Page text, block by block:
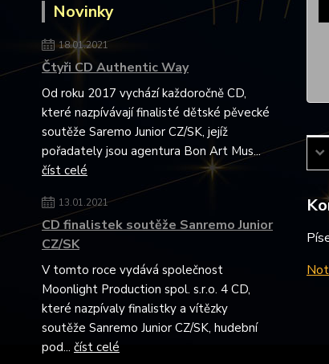
Novinky
18.01.2021
Čtyři CD Authentic Way
Od roku 2017 vychází každoročně CD,
které nazpívávají finalisté dětské pěvecké
soutěže Saremo Junior CZ/SK, jejíž
pořadately jsou agentura Bon Art Mus...
číst celé
13.01.2021
CD finalistek soutěže Sanremo Junior
CZ/SK
V tomto roce vydává společnost
Moonlight Production spol. s.r.o. 4 CD,
které nazpívaly finalistky a vítězky
soutěže Sanremo Junior CZ/SK, hudební
pod... číst celé